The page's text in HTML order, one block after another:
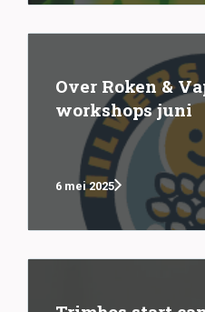
Over Roken &
workshops juni
6 mei 2025